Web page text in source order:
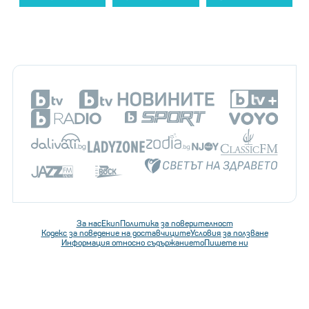
За насЕкипПолитика за поверителност
Кодекс за поведение на доставчицитеУсловия за ползване
Информация относно съдържаниетоПишете ни